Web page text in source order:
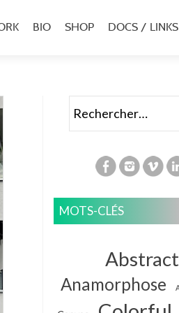
BIO SHOP DOCS / LINKS
MOTS-CLÉS
Abstract
Anamorphose